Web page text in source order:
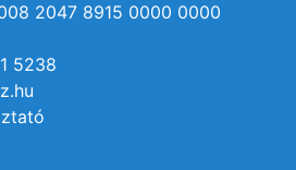
2047 8915 0000 0000
5238